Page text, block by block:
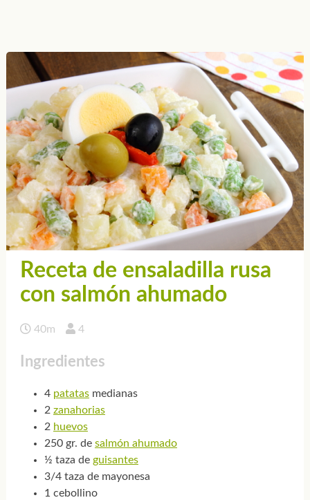
Receta de ensaladilla rusa
con salmón ahumado
40m 4
Ingredientes
4 patatasmedianas
2 zanahorias
2 huevos
250 gr. de salmón ahumado
½ taza de guisantes
3/4 taza de mayonesa
1 cebollino